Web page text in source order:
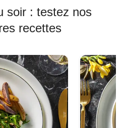
soir : testez nos
recettes